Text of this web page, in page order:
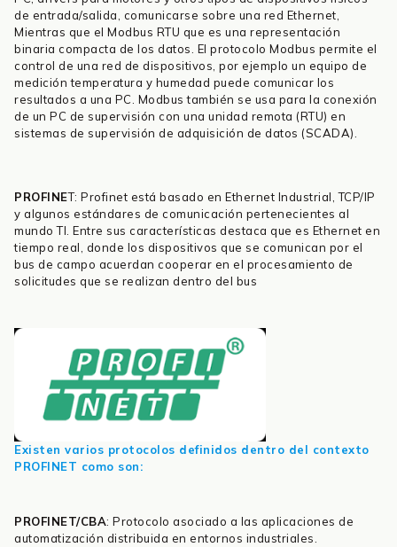
de entrada/salida, comunicarse sobre una red Ethernet,
Mientras que el Modbus RTU que es una representación
binaria compacta de los datos. El protocolo Modbus permite el
control de una red de dispositivos, por ejemplo un equipo de
medición temperatura y humedad puede comunicar los
resultados a una PC. Modbus también se usa para la conexión
de un PC de supervisión con una unidad remota (RTU) en
sistemas de supervisión de adquisición de datos (SCADA).
PROFINET: Profinet está basado en Ethernet Industrial, TCP/IP
y algunos estándares de comunicación pertenecientes al
mundo TI. Entre sus características destaca que es Ethernet en
tiempo real, donde los dispositivos que se comunican por el
bus de campo acuerdan cooperar en el procesamiento de
solicitudes que se realizan dentro del bus
Existen varios protocolos definidos dentro del contexto
PROFINET como son:
PROFINET/CBA: Protocolo asociado a las aplicaciones de
automatización distribuida en entornos industriales.